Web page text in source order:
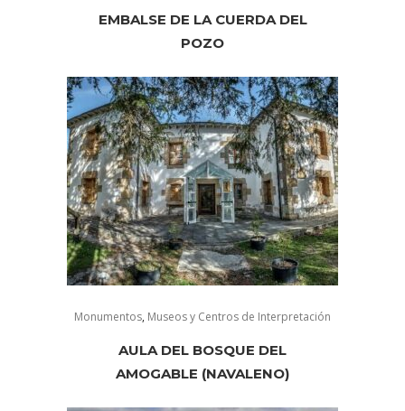
EMBALSE DE LA CUERDA DEL
POZO
Monumentos, Museos y Centros de Interpretación
AULA DEL BOSQUE DEL
AMOGABLE (NAVALENO)